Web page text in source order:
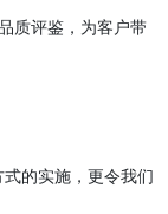
质评鉴，为客户带
的实施，更令我们